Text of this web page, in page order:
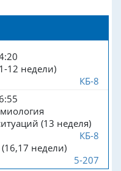
12 недели)
КБ-8
(13 неделя)
КБ-8
недели)
5-207